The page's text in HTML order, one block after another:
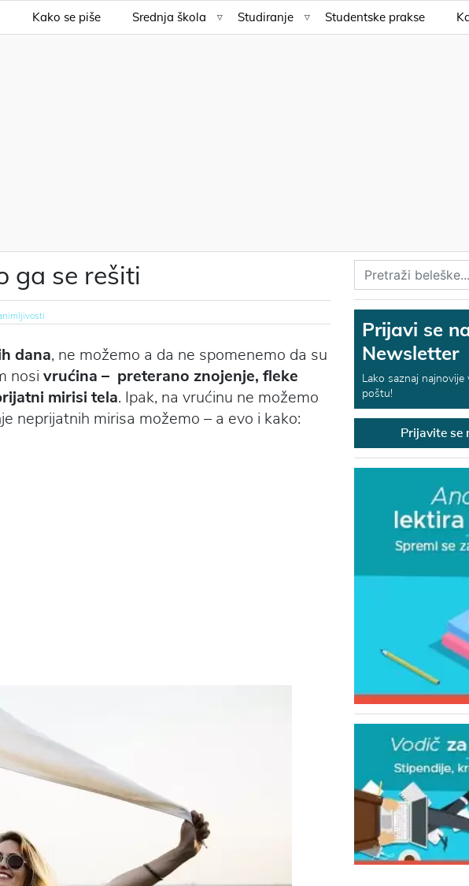
Kako se piše Srednja škola Studiranje Studentske prakse
ga se rešiti
dana, ne možemo a da ne spomenemo da su
nosi vrućina – preterano znojenje, fleke
mirisi tela. Ipak, na vrućinu ne možemo
neprijatnih mirisa možemo – a evo i kako:
Prijavi se
Newsletter
Lako saznaj
poštu!
Prijavite se